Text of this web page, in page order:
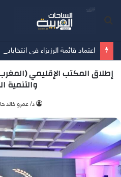
اعتماد قائمة الرزيزاء في انتخابات
إطلاق المكتب الإقليمي (المغرب
والتنمية
د/ عمرو خالد